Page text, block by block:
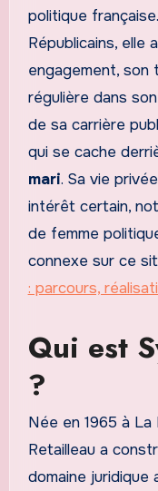
politique
Républicains, elle
engagement, son
régulière dans
de sa carrière
qui se cache
mari. Sa vie
intérêt certain,
de femme
connexe sur ce
: parcours,
Qui est
?
Née en 1965 à La
Retailleau a
domaine